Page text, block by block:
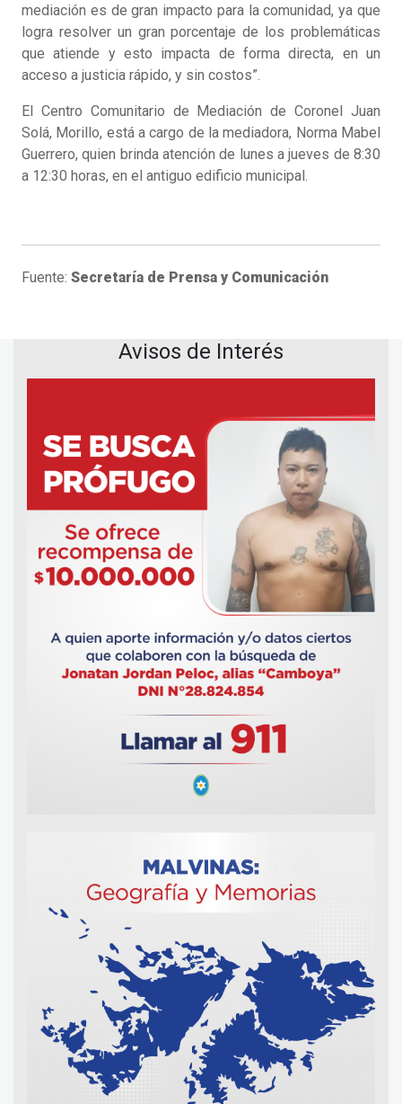
mediación es de gran impacto para la comunidad, ya que
logra resolver un gran porcentaje de los problemáticas
que atiende y esto impacta de forma directa, en un
acceso a justicia rápido, y sin costos”.
El Centro Comunitario de Mediación de Coronel Juan
Solá, Morillo, está a cargo de la mediadora, Norma Mabel
Guerrero, quien brinda atención de lunes a jueves de 8:30
a 12:30 horas, en el antiguo edificio municipal.
Fuente: Secretaría de Prensa y Comunicación
Avisos de Interés